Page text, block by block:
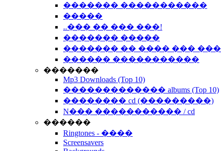
������� �����������
�����
..��� �� ��� ���!
������� �����
������� �� ���� ���
������ �����������
�������
Mp3 Downloads (Top 10)
������������� albums (Top 10)
�������� cd (���������)
N��� ����������� / cd
������
Ringtones - ����
Screensavers